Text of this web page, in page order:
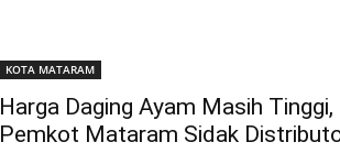
KOTA MATARAM
Harga Daging Ayam Masih Tinggi,
Pemkot Mataram Sidak